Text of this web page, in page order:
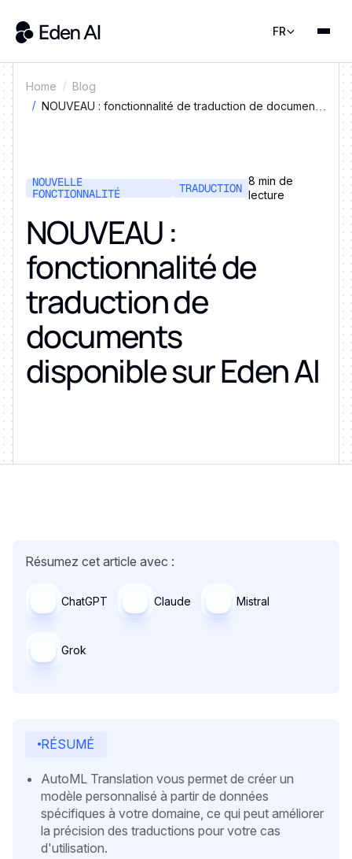
FR
Home
Blog
NOUVEAU : fonctionnalité de traduction de documents
NOUVELLE
FONCTIONNALITÉ
TRADUCTION 8 min de
lecture
NOUVEAU :
fonctionnalité de
traduction de
documents
disponible sur Eden AI
Résumez cet article avec :
ChatGPT Claude Mistral
Grok
RÉSUMÉ
AutoML Translation vous permet de créer un
modèle personnalisé à partir de données
spécifiques à votre domaine, ce qui peut améliorer
la précision des traductions pour votre cas
d'utilisation.